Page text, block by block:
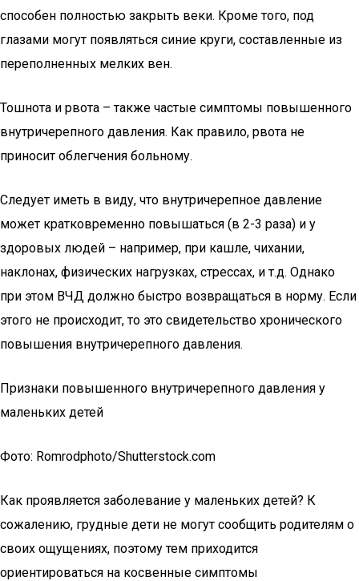
способен полностью закрыть веки. Кроме того, под
глазами могут появляться синие круги, составленные из
переполненных мелких вен.
Тошнота и рвота – также частые симптомы повышенного
внутричерепного давления. Как правило, рвота не
приносит облегчения больному.
Следует иметь в виду, что внутричерепное давление
может кратковременно повышаться (в 2-3 раза) и у
здоровых людей – например, при кашле, чихании,
наклонах, физических нагрузках, стрессах, и т.д. Однако
при этом ВЧД должно быстро возвращаться в норму. Если
этого не происходит, то это свидетельство хронического
повышения внутричерепного давления.
Признаки повышенного внутричерепного давления у
маленьких детей
Фото: Romrodphoto/Shutterstock.com
Как проявляется заболевание у маленьких детей? К
сожалению, грудные дети не могут сообщить родителям о
своих ощущениях, поэтому тем приходится
ориентироваться на косвенные симптомы